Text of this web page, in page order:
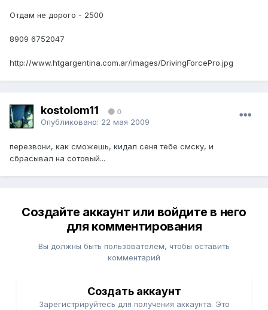
Отдам не дорого - 2500
8909 6752047
http://www.htgargentina.com.ar/images/DrivingForcePro.jpg
kostolom11 0
Опубликовано: 22 мая 2009
перезвони, как сможешь, кидал сеня тебе смску, и
сбрасывал на сотовый...
Создайте аккаунт или войдите в него
для комментирования
Вы должны быть пользователем, чтобы оставить
комментарий
Создать аккаунт
Зарегистрируйтесь для получения аккаунта. Это